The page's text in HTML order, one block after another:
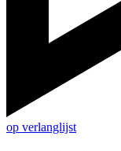
op verlanglijst